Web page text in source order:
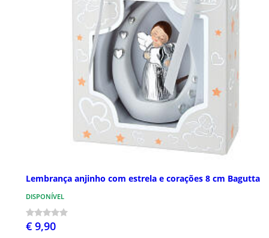
Lembrança anjinho com estrela e corações 8 cm Bagutta
DISPONÍVEL
€ 9,90